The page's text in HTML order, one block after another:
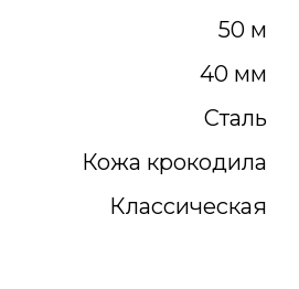
50 м
40 мм
Сталь
Кожа крокодила
Классическая